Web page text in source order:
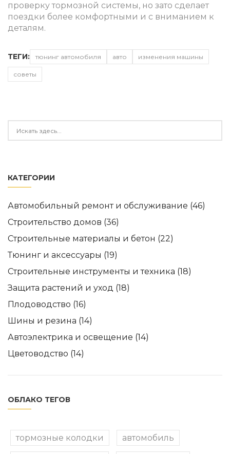
проверку тормозной системы, но зато сделает
поездки более комфортными и с вниманием к
деталям.
ТЕГИ: тюнинг автомобиля авто изменения машины
советы
КАТЕГОРИИ
Автомобильный ремонт и обслуживание (46)
Строительство домов (36)
Строительные материалы и бетон (22)
Тюнинг и аксессуары (19)
Строительные инструменты и техника (18)
Защита растений и уход (18)
Плодоводство (16)
Шины и резина (14)
Автоэлектрика и освещение (14)
Цветоводство (14)
ОБЛАКО ТЕГОВ
тормозные колодки автомобиль